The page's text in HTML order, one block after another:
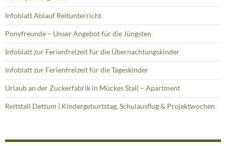
Infoblatt Ablauf Reitunterricht
Ponyfreunde – Unser Angebot für die Jüngsten
Infoblatt zur Ferienfreizeit für die Übernachtungskinder
Infoblatt zur Ferienfreizeit für die Tageskinder
Urlaub an der Zuckerfabrik in Mückes Stall – Apartment
Reitstall Dettum | Kindergeburtstag, Schulausflug & Projektwochen